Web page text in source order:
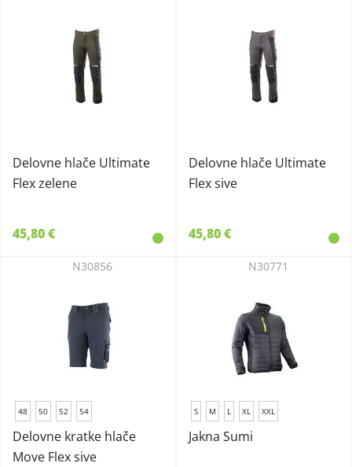
Delovne hlače Ultimate
Flex zelene
45,80 €
Delovne hlače Ultimate
Flex sive
45,80 €
48 50 52 54
Delovne kratke hlače
Move Flex sive
N30856
S M L XL XXL
Jakna Sumi
N30771